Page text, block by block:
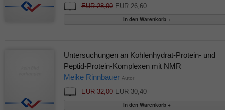
EUR 28,00EUR 26,60
Untersuchungen an Kohlenhydrat-Protein- und
Peptid-Protein-Komplexen mit NMR
Meike Rinnbauer Autor
EUR 32,00EUR 30,40